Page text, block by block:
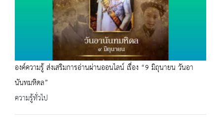
องค์ความรู้ ส่งเสริมการอ่านผ่านออนไลน์ เรื่อง “9 มิถุนายน วันอา
นันทมหิดล”
ความรู้ทั่วไป